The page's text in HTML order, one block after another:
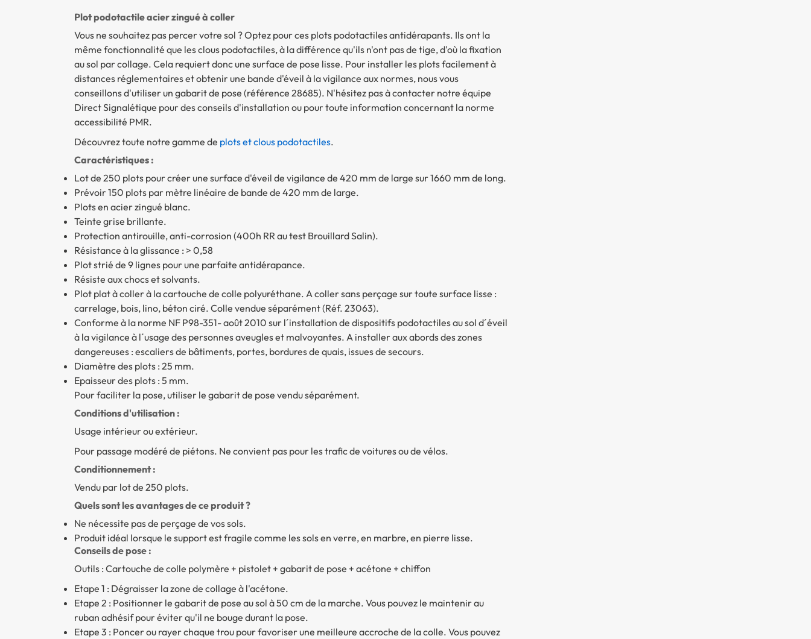
Plot podotactile acier zingué à coller
Vous ne souhaitez pas percer votre sol ? Optez pour ces plots podotactiles antidérapants. Ils ont la
même fonctionnalité que les clous podotactiles, à la différence qu'ils n'ont pas de tige, d'où la fixation
au sol par collage. Cela requiert donc une surface de pose lisse. Pour installer les plots facilement à
distances réglementaires et obtenir une bande d'éveil à la vigilance aux normes, nous vous
conseillons d'utiliser un gabarit de pose (référence 28685). N'hésitez pas à contacter notre équipe
Direct Signalétique pour des conseils d'installation ou pour toute information concernant la norme
accessibilité PMR.
Découvrez toute notre gamme de plots et clous podotactiles.
Caractéristiques :
Lot de 250 plots pour créer une surface d'éveil de vigilance de 420 mm de large sur 1660 mm de long.
Prévoir 150 plots par mètre linéaire de bande de 420 mm de large.
Plots en acier zingué blanc.
Teinte grise brillante.
Protection antirouille, anti-corrosion (400h RR au test Brouillard Salin).
Résistance à la glissance : > 0,58
Plot strié de 9 lignes pour une parfaite antidérapance.
Résiste aux chocs et solvants.
Plot plat à coller à la cartouche de colle polyuréthane. A coller sans perçage sur toute surface lisse :
carrelage, bois, lino, béton ciré. Colle vendue séparément (Réf. 23063).
Conforme à la norme NF P98-351- août 2010 sur l´installation de dispositifs podotactiles au sol d´éveil
à la vigilance à l´usage des personnes aveugles et malvoyantes. A installer aux abords des zones
dangereuses : escaliers de bâtiments, portes, bordures de quais, issues de secours.
Diamètre des plots : 25 mm.
Epaisseur des plots : 5 mm.
Pour faciliter la pose, utiliser le gabarit de pose vendu séparément.
Conditions d'utilisation :
Usage intérieur ou extérieur.
Pour passage modéré de piétons. Ne convient pas pour les trafic de voitures ou de vélos.
Conditionnement :
Vendu par lot de 250 plots.
Quels sont les avantages de ce produit ?
Ne nécessite pas de perçage de vos sols.
Produit idéal lorsque le support est fragile comme les sols en verre, en marbre, en pierre lisse.
Conseils de pose :
Outils : Cartouche de colle polymère + pistolet + gabarit de pose + acétone + chiffon
Etape 1 : Dégraisser la zone de collage à l'acétone.
Etape 2 : Positionner le gabarit de pose au sol à 50 cm de la marche. Vous pouvez le maintenir au
ruban adhésif pour éviter qu'il ne bouge durant la pose.
Etape 3 : Poncer ou rayer chaque trou pour favoriser une meilleure accroche de la colle. Vous pouvez